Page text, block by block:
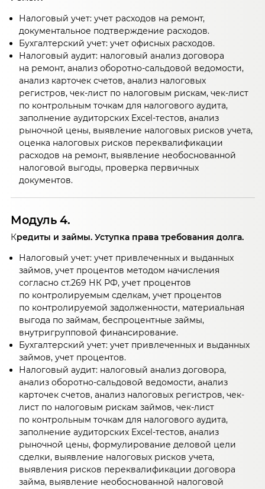
Налоговый учет: учет расходов на ремонт,
документальное подтверждение расходов.
Бухгалтерский учет: учет офисных расходов.
Налоговый аудит: налоговый анализ договора
на ремонт, анализ оборотно-сальдовой ведомости,
анализ карточек счетов, анализ налоговых
регистров, чек-лист по налоговым рискам, чек-лист
по контрольным точкам для налогового аудита,
заполнение аудиторских Excel-тестов, анализ
рыночной цены, выявление налоговых рисков учета,
оценка налоговых рисков переквалификации
расходов на ремонт, выявление необоснованной
налоговой выгоды, проверка первичных
документов.
Модуль 4.
Кредиты и займы. Уступка права требования долга.
Налоговый учет: учет привлеченных и выданных
займов, учет процентов методом начисления
согласно ст.269 НК РФ, учет процентов
по контролируемым сделкам, учет процентов
по контролируемой задолженности, материальная
выгода по займам, беспроцентные займы,
внутригрупповой финансирование.
Бухгалтерский учет: учет привлеченных и выданных
займов, учет процентов.
Налоговый аудит: налоговый анализ договора,
анализ оборотно-сальдовой ведомости, анализ
карточек счетов, анализ налоговых регистров, чек-
лист по налоговым рискам займов, чек-лист
по контрольным точкам для налогового аудита,
заполнение аудиторских Excel-тестов, анализ
рыночной цены, формулирование деловой цели
сделки, выявление налоговых рисков учета,
выявления рисков переквалификации договора
займа, выявление необоснованной налоговой